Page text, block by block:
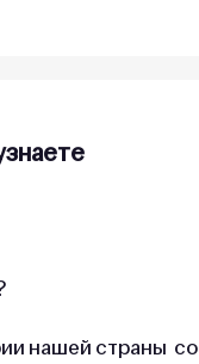
нашей страны